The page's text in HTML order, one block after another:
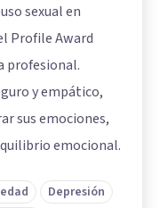
sexual en
Profile Award
profesional.
y empático,
sus emociones,
emocional.
Depresión